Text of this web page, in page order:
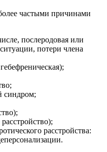
частыми причинами
послеродовая или
потери члена
синдром;
расстройства: